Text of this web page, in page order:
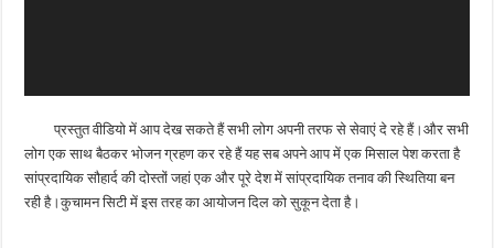
प्रस्तुत वीडियो में आप देख सकते हैं सभी लोग अपनी तरफ से सेवाएं दे रहे हैं।और सभी
लोग एक साथ बैठकर भोजन ग्रहण कर रहे हैं यह सब अपने आप में एक मिसाल पेश करता है
सांप्रदायिक सौहार्द की दोस्तों जहां एक और पूरे देश में सांप्रदायिक तनाव की स्थितिया बन
रही है।कुचामन सिटी में इस तरह का आयोजन दिल को सुकून देता है।